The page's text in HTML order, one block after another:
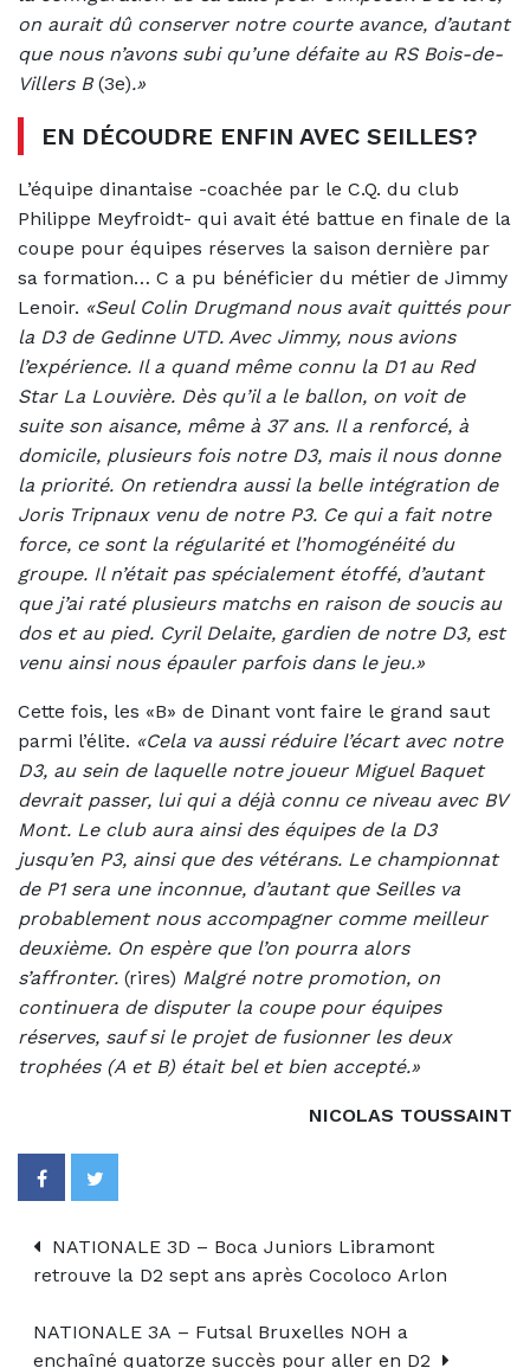
on aurait dû conserver notre courte avance, d’autant
que nous n’avons subi qu’une défaite au RS Bois-de-
Villers B (3e).»
EN DÉCOUDRE ENFIN AVEC SEILLES?
L’équipe dinantaise -coachée par le C.Q. du club
Philippe Meyfroidt- qui avait été battue en finale de la
coupe pour équipes réserves la saison dernière par
sa formation… C a pu bénéficier du métier de Jimmy
Lenoir. «Seul Colin Drugmand nous avait quittés pour
la D3 de Gedinne UTD. Avec Jimmy, nous avions
l’expérience. Il a quand même connu la D1 au Red
Star La Louvière. Dès qu’il a le ballon, on voit de
suite son aisance, même à 37 ans. Il a renforcé, à
domicile, plusieurs fois notre D3, mais il nous donne
la priorité. On retiendra aussi la belle intégration de
Joris Tripnaux venu de notre P3. Ce qui a fait notre
force, ce sont la régularité et l’homogénéité du
groupe. Il n’était pas spécialement étoffé, d’autant
que j’ai raté plusieurs matchs en raison de soucis au
dos et au pied. Cyril Delaite, gardien de notre D3, est
venu ainsi nous épauler parfois dans le jeu.»
Cette fois, les «B» de Dinant vont faire le grand saut
parmi l’élite. «Cela va aussi réduire l’écart avec notre
D3, au sein de laquelle notre joueur Miguel Baquet
devrait passer, lui qui a déjà connu ce niveau avec BV
Mont. Le club aura ainsi des équipes de la D3
jusqu’en P3, ainsi que des vétérans. Le championnat
de P1 sera une inconnue, d’autant que Seilles va
probablement nous accompagner comme meilleur
deuxième. On espère que l’on pourra alors
s’affronter. (rires) Malgré notre promotion, on
continuera de disputer la coupe pour équipes
réserves, sauf si le projet de fusionner les deux
trophées (A et B) était bel et bien accepté.»
NICOLAS TOUSSAINT
NATIONALE 3D – Boca Juniors Libramont
retrouve la D2 sept ans après Cocoloco Arlon
NATIONALE 3A – Futsal Bruxelles NOH a
enchaîné quatorze succès pour aller en D2